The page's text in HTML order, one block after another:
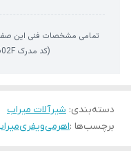
تمامی مشخصات فنی این
(کد مدرک MB-0602F) استخراج شده است.
دسته‌بندی: شیرآلات میراب
برچسب‌ها :اهرمیویفری